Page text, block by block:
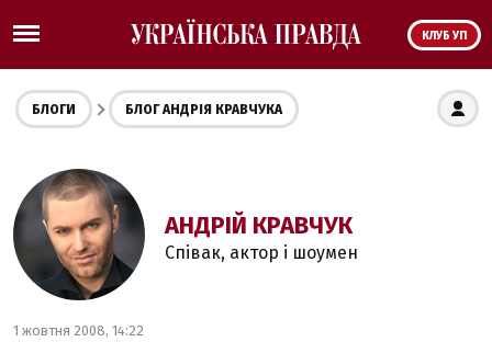
КЛУБ УП
БЛОГИ БЛОГ АНДРІЯ КРАВЧУКА
АНДРІЙ КРАВЧУК
Співак, актор і шоумен
1 жовтня 2008, 14:22